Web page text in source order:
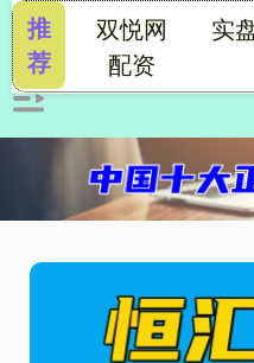
推
荐
双悦网
配资
实